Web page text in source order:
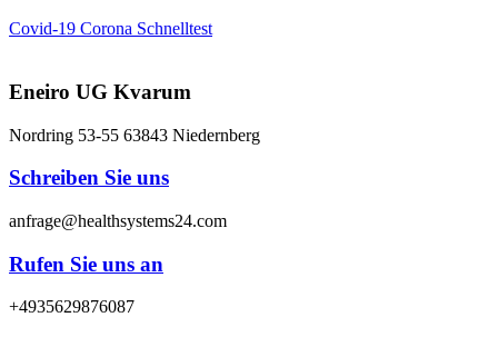
Covid-19 Corona Schnelltest
Eneiro UG Kvarum
Nordring 53-55 63843 Niedernberg
Schreiben Sie uns
anfrage@healthsystems24.com
Rufen Sie uns an
+4935629876087